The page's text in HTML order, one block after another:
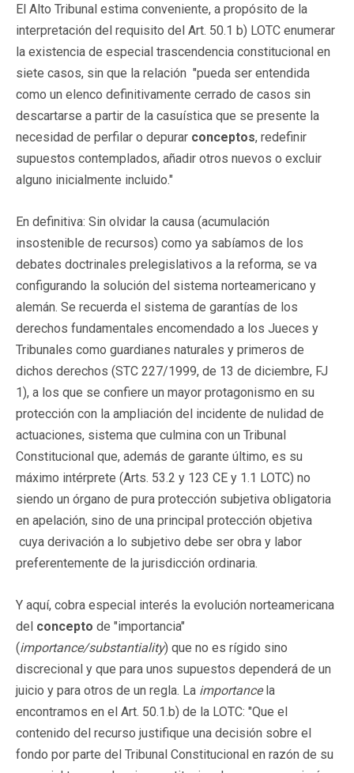
El Alto Tribunal estima conveniente, a propósito de la
interpretación del requisito del Art. 50.1 b) LOTC enumerar
la existencia de especial trascendencia constitucional en
siete casos, sin que la relación "pueda ser entendida
como un elenco definitivamente cerrado de casos sin
descartarse a partir de la casuística que se presente la
necesidad de perfilar o depurar conceptos, redefinir
supuestos contemplados, añadir otros nuevos o excluir
alguno inicialmente incluido."
En definitiva: Sin olvidar la causa (acumulación
insostenible de recursos) como ya sabíamos de los
debates doctrinales prelegislativos a la reforma, se va
configurando la solución del sistema norteamericano y
alemán. Se recuerda el sistema de garantías de los
derechos fundamentales encomendado a los Jueces y
Tribunales como guardianes naturales y primeros de
dichos derechos (STC 227/1999, de 13 de diciembre, FJ
1), a los que se confiere un mayor protagonismo en su
protección con la ampliación del incidente de nulidad de
actuaciones, sistema que culmina con un Tribunal
Constitucional que, además de garante último, es su
máximo intérprete (Arts. 53.2 y 123 CE y 1.1 LOTC) no
siendo un órgano de pura protección subjetiva obligatoria
en apelación, sino de una principal protección objetiva
cuya derivación a lo subjetivo debe ser obra y labor
preferentemente de la jurisdicción ordinaria.
Y aquí, cobra especial interés la evolución norteamericana
del concepto de "importancia"
(importance/substantiality) que no es rígido sino
discrecional y que para unos supuestos dependerá de un
juicio y para otros de un regla. La importancela
encontramos en el Art. 50.1.b) de la LOTC: "Que el
contenido del recurso justifique una decisión sobre el
fondo por parte del Tribunal Constitucional en razón de su